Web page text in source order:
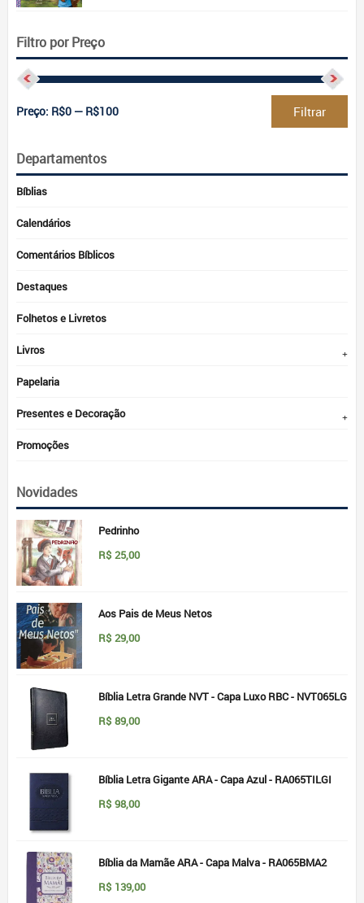
Filtro por Preço
Filtrar
Preço: R$0 — R$100
Departamentos
Bíblias
Calendários
Comentários Bíblicos
Destaques
Folhetos e Livretos
Livros
Papelaria
Presentes e Decoração
Promoções
Novidades
Pedrinho
R$ 25,00
Aos Pais de Meus Netos
R$ 29,00
Bíblia Letra Grande NVT - Capa Luxo RBC - NVT065LG
R$ 89,00
Bíblia Letra Gigante ARA - Capa Azul - RA065TILGI
R$ 98,00
Bíblia da Mamãe ARA - Capa Malva - RA065BMA2
R$ 139,00